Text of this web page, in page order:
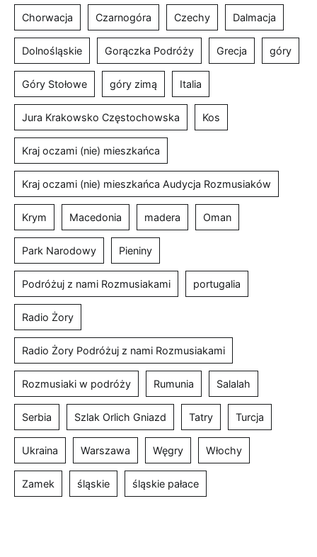
Chorwacja Czarnogóra Czechy Dalmacja
Dolnośląskie Gorączka Podróży Grecja góry
Góry Stołowe góry zimą Italia
Jura Krakowsko Częstochowska Kos
Kraj oczami (nie) mieszkańca
Kraj oczami (nie) mieszkańca Audycja Rozmusiaków
Krym Macedonia madera Oman
Park Narodowy Pieniny
Podróżuj z nami Rozmusiakami portugalia
Radio Żory
Radio Żory Podróżuj z nami Rozmusiakami
Rozmusiaki w podróży Rumunia Salalah
Serbia Szlak Orlich Gniazd Tatry Turcja
Ukraina Warszawa Węgry Włochy
Zamek śląskie śląskie pałace